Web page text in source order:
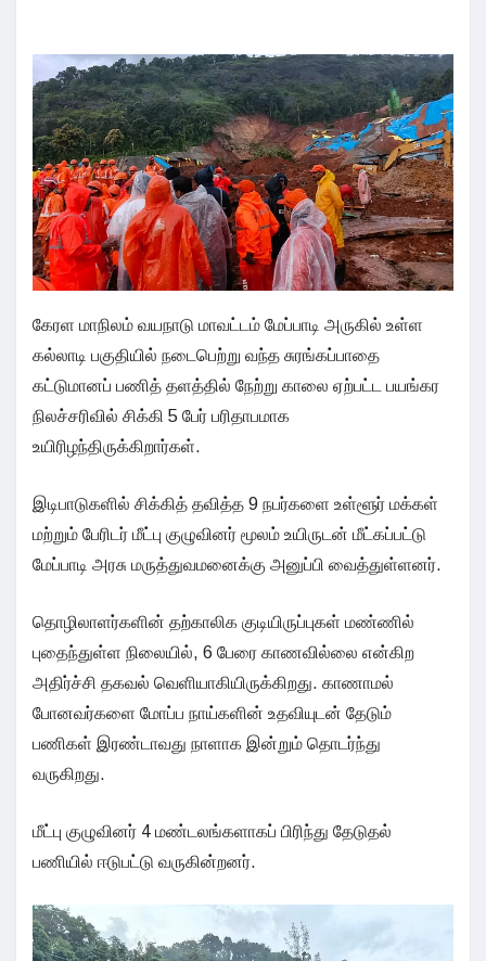
கேரள மாநிலம் வயநாடு மாவட்டம் மேப்பாடி அருகில் உள்ள
கல்லாடி பகுதியில் நடைபெற்று வந்த சுரங்கப்பாதை
கட்டுமானப் பணித் தளத்தில் நேற்று காலை ஏற்பட்ட பயங்கர
நிலச்சரிவில் சிக்கி 5 பேர் பரிதாபமாக
உயிரிழந்திருக்கிறார்கள்.
இடிபாடுகளில் சிக்கித் தவித்த 9 நபர்களை உள்ளூர் மக்கள்
மற்றும் பேரிடர் மீட்பு குழுவினர் மூலம் உயிருடன் மீட்கப்பட்டு
மேப்பாடி அரசு மருத்துவமனைக்கு அனுப்பி வைத்துள்ளனர்.
தொழிலாளர்களின் தற்காலிக குடியிருப்புகள் மண்ணில்
புதைந்துள்ள நிலையில், 6 பேரை காணவில்லை என்கிற
அதிர்ச்சி தகவல் வெளியாகியிருக்கிறது. காணாமல்
போனவர்களை மோப்ப நாய்களின் உதவியுடன் தேடும்
பணிகள் இரண்டாவது நாளாக இன்றும் தொடர்ந்து
வருகிறது.
மீட்பு குழுவினர் 4 மண்டலங்களாகப் பிரிந்து தேடுதல்
பணியில் ஈடுபட்டு வருகின்றனர்.